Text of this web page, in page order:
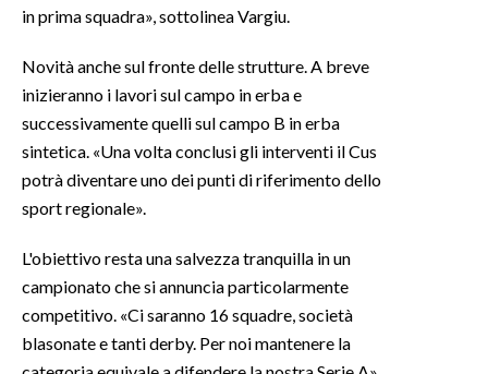
PUBBLICITÀ
STORE
in prima squadra», sottolinea Vargiu.
Novità anche sul fronte delle strutture. A breve
inizieranno i lavori sul campo in erba e
successivamente quelli sul campo B in erba
sintetica. «Una volta conclusi gli interventi il Cus
potrà diventare uno dei punti di riferimento dello
sport regionale».
L'obiettivo resta una salvezza tranquilla in un
campionato che si annuncia particolarmente
competitivo. «Ci saranno 16 squadre, società
blasonate e tanti derby. Per noi mantenere la